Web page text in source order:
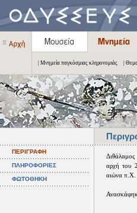
| Μνημεία παγκόσμιας κληρονομιάς |
ΠΕΡΙΓΡΑΦΗ
ΠΛΗΡΟΦΟΡΙΕΣ
ΦΩΤΟΘΗΚΗ
αρχή του
αιώνα π.Χ.